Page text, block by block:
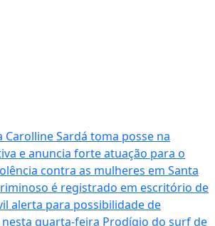
Sardá toma posse na
e anuncia forte atuação para o
contra as mulheres em Santa
é registrado em escritório de
alerta para possibilidade de
quarta-feira Prodígio do surf de